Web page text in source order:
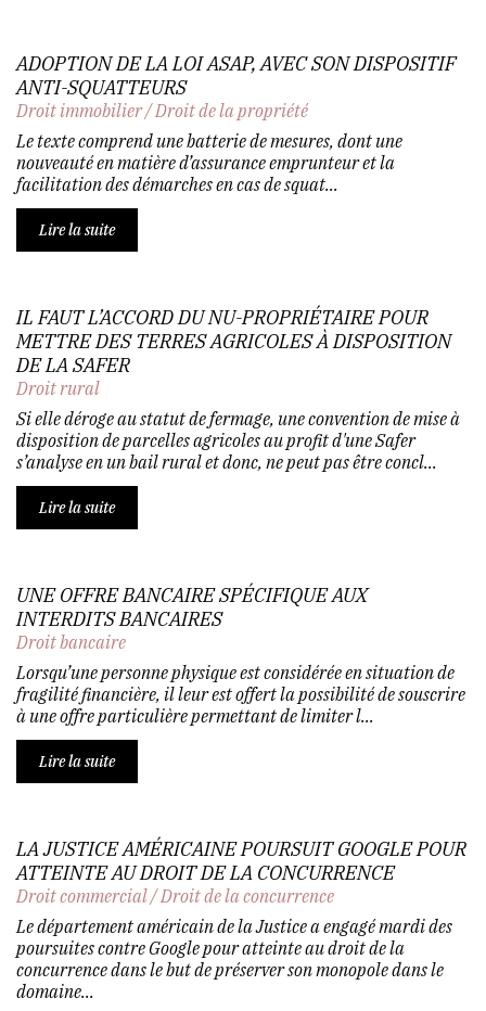
ADOPTION DE LA LOI ASAP, AVEC SON DISPOSITIF
ANTI-SQUATTEURS
Droit immobilier/Droit de la propriété
Le texte comprend une batterie de mesures, dont une
nouveauté en matière d’assurance emprunteur et la
facilitation des démarches en cas de squat...
Lire la suite
IL FAUT L’ACCORD DU NU-PROPRIÉTAIRE POUR
METTRE DES TERRES AGRICOLES À DISPOSITION
DE LA SAFER
Droit rural
Si elle déroge au statut de fermage, une convention de mise à
disposition de parcelles agricoles au profit d'une Safer
s’analyse en un bail rural et donc, ne peut pas être concl...
Lire la suite
UNE OFFRE BANCAIRE SPÉCIFIQUE AUX
INTERDITS BANCAIRES
Droit bancaire
Lorsqu’une personne physique est considérée en situation de
fragilité financière, il leur est offert la possibilité de souscrire
à une offre particulière permettant de limiter l...
Lire la suite
LA JUSTICE AMÉRICAINE POURSUIT GOOGLE POUR
ATTEINTE AU DROIT DE LA CONCURRENCE
Droit commercial/Droit de la concurrence
Le département américain de la Justice a engagé mardi des
poursuites contre Google pour atteinte au droit de la
concurrence dans le but de préserver son monopole dans le
domaine...